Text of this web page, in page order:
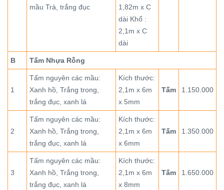
mầu Trà, trắng đục
1,82m x C
dài Khổ :
2,1m x C
dài
B Tấm Nhựa Rỗng
1
Tấm nguyên các mầu:
Xanh hồ, Trắng trong,
trắng đục, xanh lá
Kích thước:
2,1m x 6m
x 5mm
Tấm 1.150.000
2
Tấm nguyên các mầu:
Xanh hồ, Trắng trong,
trắng đục, xanh lá
Kích thước:
2,1m x 6m
x 6mm
Tấm 1.350.000
3
Tấm nguyên các mầu:
Xanh hồ, Trắng trong,
trắng đục, xanh lá
Kích thước:
2,1m x 6m
x 8mm
Tấm 1.650.000